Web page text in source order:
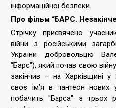
інформаційної безпеки.
Про фільм “БАРС.
Стрічку присвячено
війни з російськими
України добровольцю
"Барс"), який почав свою
закінчив – на Харківщині у
своє ім’я в пантеон нових
побачить "Барса" з трьох